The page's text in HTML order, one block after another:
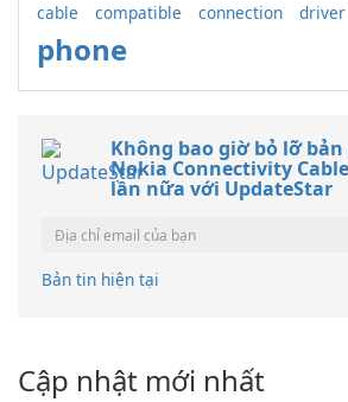
cable compatible connection driver
phone
Không bao giờ bỏ lỡ
Nokia Connectivity
lần nữa với UpdateStar
Bản tin hiện tại
Cập nhật mới nhất